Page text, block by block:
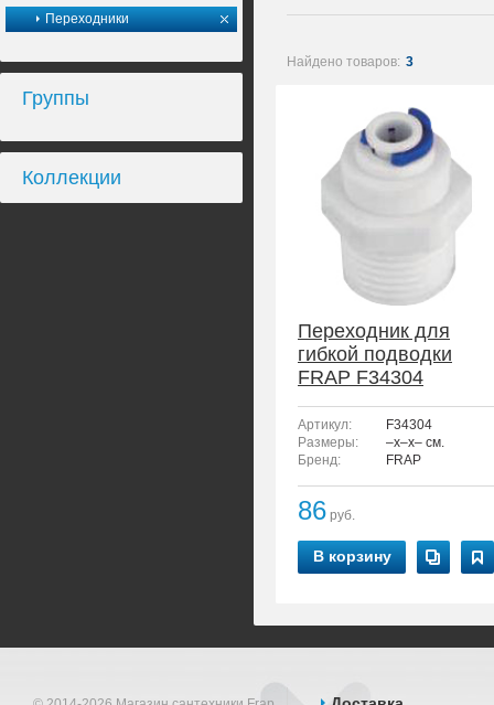
Переходники
Группы
Коллекции
Найдено товаров: 3
Переходник для
гибкой подводки
FRAP F34304
Артикул:
F34304
Размеры:
–x–x– см.
Бренд:
FRAP
86 руб.
В корзину